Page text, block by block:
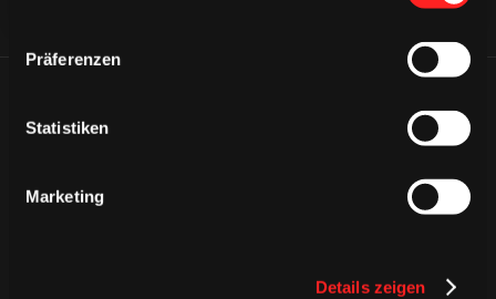
Präferenzen
Statistiken
Marketing
Details zeigen